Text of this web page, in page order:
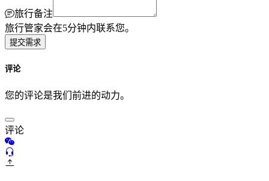
旅行备注
旅行管家会在5分钟内联系您。
提交需求
评论
您的评论是我们前进的动力。
评论